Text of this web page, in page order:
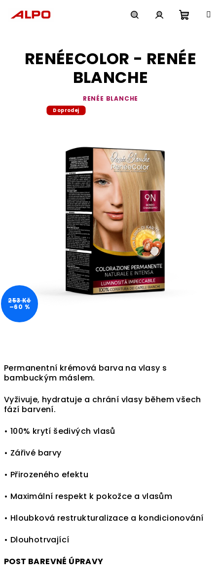
košík
Permanentní krémová barva na vlasy s
bambuckým máslem.
Vyživuje, hydratuje a chrání vlasy během všech
fází barvení.
• 100% krytí šedivých vlasů
• Zářivé barvy
• Přirozeného efektu
• Maximální respekt k pokožce a vlasům
• Hloubková restrukturalizace a kondicionování
• Dlouhotrvající
POST BAREVNÉ ÚPRAVY
RENÉECOLOR - RENÉE
BLANCHE
RENÉE BLANCHE
Doprodej
253 Kč
–60 %